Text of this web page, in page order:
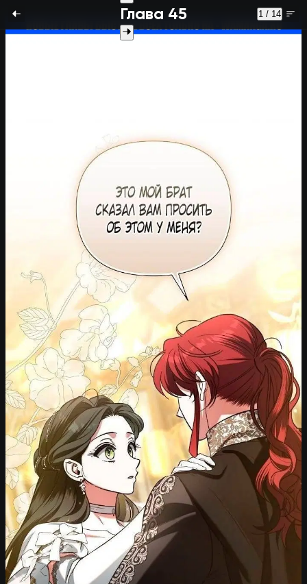
Глава 45 1 / 14